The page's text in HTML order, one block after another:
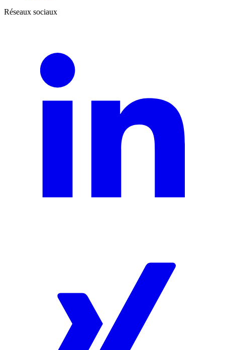
Réseaux sociaux